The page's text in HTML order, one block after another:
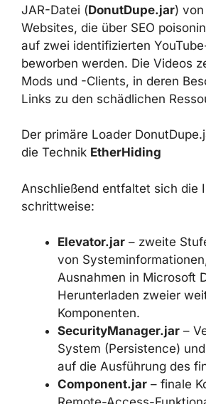
bösartigen JAR-Datei (
gefälschten Websites, die über
und Videos auf zwei
Kanälen beworben werden. Die
Minecraft-Mods und -Clients, in
Beschreibung sich Links zu
Der primäre Loader
Anschließend entfaltet sich die
Elevator.jar– zweite
von Systeminformationen,
von Ausnahmen in
Herunterladen zweier
Komponenten.
SecurityManager.jar –
System (Persistence)
auf die Ausführung des